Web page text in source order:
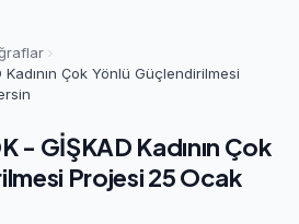
Kadının Çok Yönlü Güçlendirilmesi
- GİŞKAD Kadının Çok
Projesi 25 Ocak